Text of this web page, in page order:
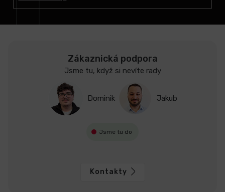
Zákaznická podpora
Jsme tu, když si nevíte rady
Dominik Jakub
Jsme tu do
Kontakty